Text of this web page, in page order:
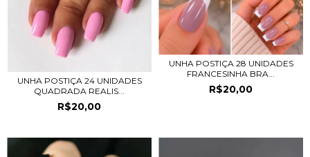
UNHA POSTIÇA 24 UNIDADES
QUADRADA REALIS...
R$20,00
UNHA POSTIÇA 28 UNIDADES
FRANCESINHA BRA...
R$20,00